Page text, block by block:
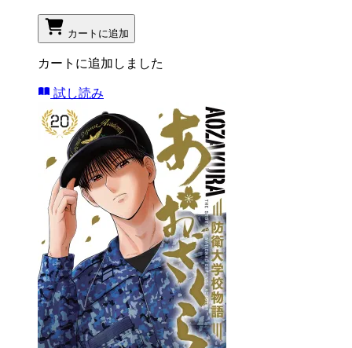
カートに追加
カートに追加しました
試し読み